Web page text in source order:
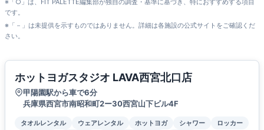
※「○」は、FIT PALETTE編集部が独自の調査・基準に基づき、特におすすめする項目
です。
※「－」は未提供を示すものではありません。詳細は各施設の公式サイトをご確認くだ
さい。
ホットヨガスタジオ LAVA西宮北口店
甲陽園駅から車で6分
兵庫県西宮市南昭和町2ー30西宮山下ビル4F
タオルレンタル ウェアレンタル ホットヨガ シャワー
ロッカー